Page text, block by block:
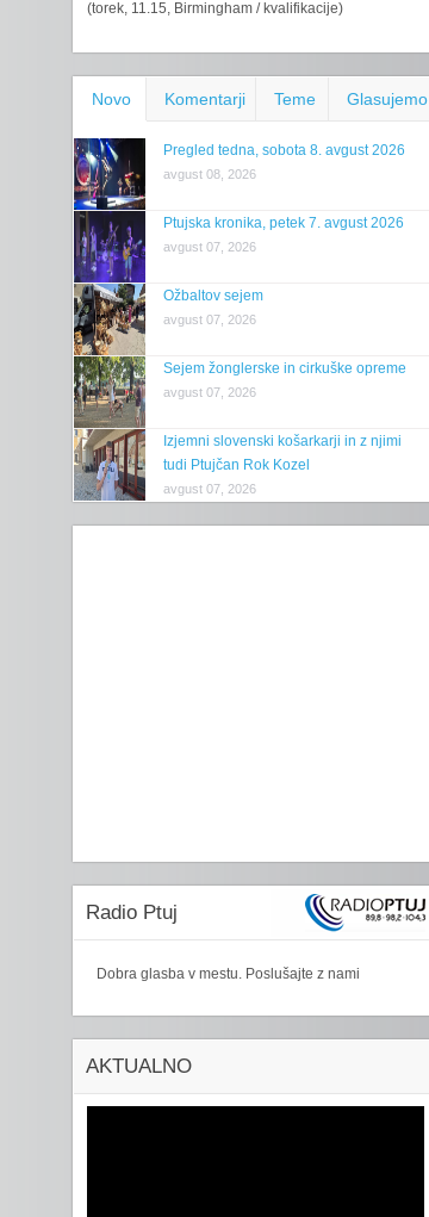
(torek, 11.15, Birmingham / kvalifikacije)
Novo Komentarji Teme Glasujemo
Pregled tedna, sobota 8. avgust 2026
avgust 08, 2026
Ptujska kronika, petek 7. avgust 2026
avgust 07, 2026
Ožbaltov sejem
avgust 07, 2026
Sejem žonglerske in cirkuške opreme
avgust 07, 2026
Izjemni slovenski košarkarji in z njimi
tudi Ptujčan Rok Kozel
avgust 07, 2026
Radio Ptuj
Dobra glasba v mestu. Poslušajte z nami
AKTUALNO